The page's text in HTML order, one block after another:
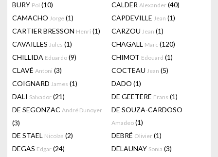
BURY Pol (10) CALDER Alexander (40)
CAMACHO Jorge (1) CAPDEVILLE Jean (1)
CARTIER BRESSON Henri (1) CARZOU Jean (1)
CAVAILLES Jules (1) CHAGALL Marc (120)
CHILLIDA Eduardo (9) CHIMOT Edouard (1)
CLAVÉ Antoni (3) COCTEAU Jean (5)
COIGNARD James (1) DADO (1)
DALI Salvador (21) DE GEETERE Frans (1)
DE SEGONZAC André Dunoyer
(3)
DE SOUZA-CARDOSO
Amadeo (1)
DE STAEL Nicolas (2) DEBRÉ Olivier (1)
DEGAS Edgar (24) DELAUNAY Sonia (3)